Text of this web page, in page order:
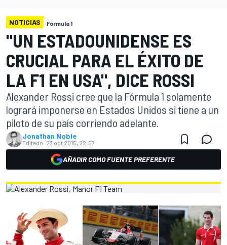
NOTICIAS Fórmula 1
"UN ESTADOUNIDENSE ES
CRUCIAL PARA EL ÉXITO DE
LA F1 EN USA", DICE ROSSI
Alexander Rossi cree que la Fórmula 1 solamente
logrará imponerse en Estados Unidos si tiene a un
piloto de su país corriendo adelante.
Jonathan Noble
Editado: 23 oct 2015, 22:57
AÑADIR COMO FUENTE PREFERENTE